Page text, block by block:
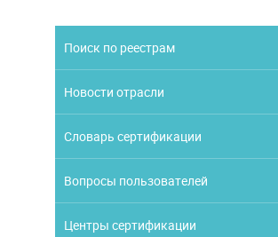
Поиск по реестрам
Новости отрасли
Словарь сертификации
Вопросы пользователей
Центры сертификации